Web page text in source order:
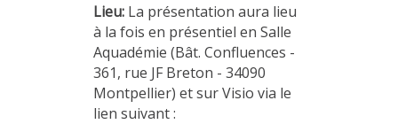
Lieu: La présentation aura lieu
à la fois en présentiel en Salle
Aquadémie (Bât. Confluences -
361, rue JF Breton - 34090
Montpellier) et sur Visio via le
lien suivant :